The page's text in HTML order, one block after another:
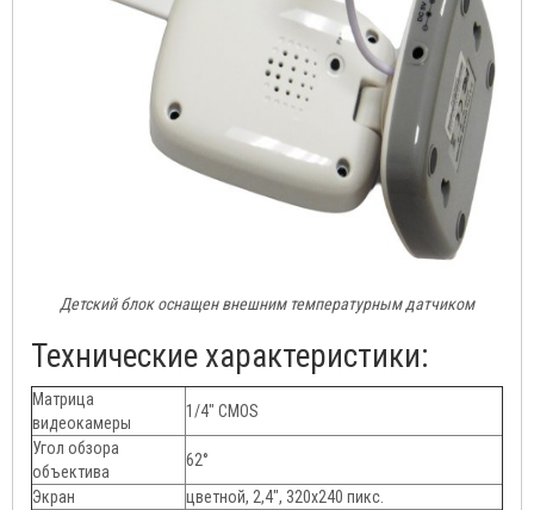
Детский блок оснащен внешним температурным датчиком
Технические характеристики:
Матрица
видеокамеры
1/4" CMOS
Угол обзора
объектива
62°
Экран
цветной, 2,4", 320х240 пикс.